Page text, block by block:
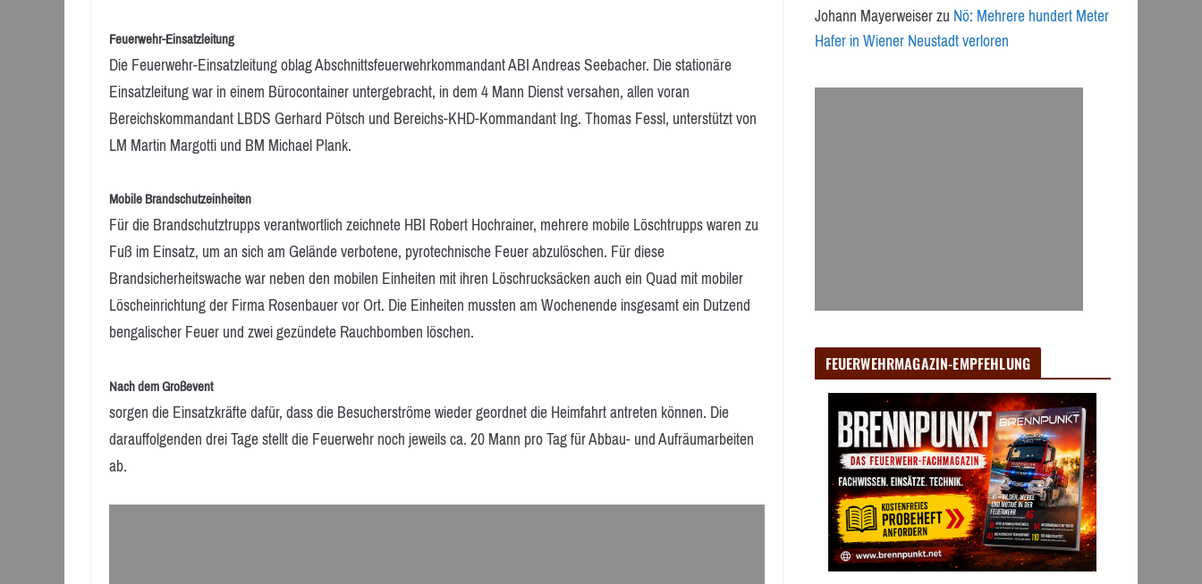
Feuerwehr-Einsatzleitung
Die Feuerwehr-Einsatzleitung oblag Abschnittsfeuerwehrkommandant ABI Andreas Seebacher. Die stationäre
Einsatzleitung war in einem Bürocontainer untergebracht, in dem 4 Mann Dienst versahen, allen voran
Bereichskommandant LBDS Gerhard Pötsch und Bereichs-KHD-Kommandant Ing. Thomas Fessl, unterstützt von
LM Martin Margotti und BM Michael Plank.
Mobile Brandschutzeinheiten
Für die Brandschutztrupps verantwortlich zeichnete HBI Robert Hochrainer, mehrere mobile Löschtrupps waren zu
Fuß im Einsatz, um an sich am Gelände verbotene, pyrotechnische Feuer abzulöschen. Für diese
Brandsicherheitswache war neben den mobilen Einheiten mit ihren Löschrucksäcken auch ein Quad mit mobiler
Löscheinrichtung der Firma Rosenbauer vor Ort. Die Einheiten mussten am Wochenende insgesamt ein Dutzend
bengalischer Feuer und zwei gezündete Rauchbomben löschen.
Nach dem Großevent
sorgen die Einsatzkräfte dafür, dass die Besucherströme wieder geordnet die Heimfahrt antreten können. Die
darauffolgenden drei Tage stellt die Feuerwehr noch jeweils ca. 20 Mann pro Tag für Abbau- und Aufräumarbeiten
ab.
Johann MayerweiserzuNö: Mehrere hundert Meter
Hafer in Wiener Neustadt verloren
FEUERWEHRMAGAZIN-EMPFEHLUNG